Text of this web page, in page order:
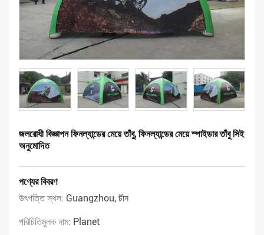
জলরোধী বিজ্ঞাপন ফিনল্যান্ডের মেয়ে তাঁবু, ফিনল্যান্ডের মেয়ে স্পাইডার তাঁবু সিই
অনুমোদিত
পণ্যের বিবরণ
উৎপত্তি স্থল: Guangzhou, চীন
পরিচিতিমুলক নাম: Planet